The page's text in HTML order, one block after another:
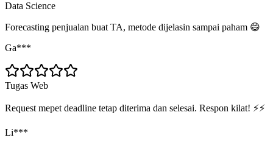
Data Science
Forecasting penjualan buat TA, metode dijelasin sampai paham 😄
Ga***
Tugas Web
Request mepet deadline tetap diterima dan selesai. Respon kilat! ⚡⚡
Li***